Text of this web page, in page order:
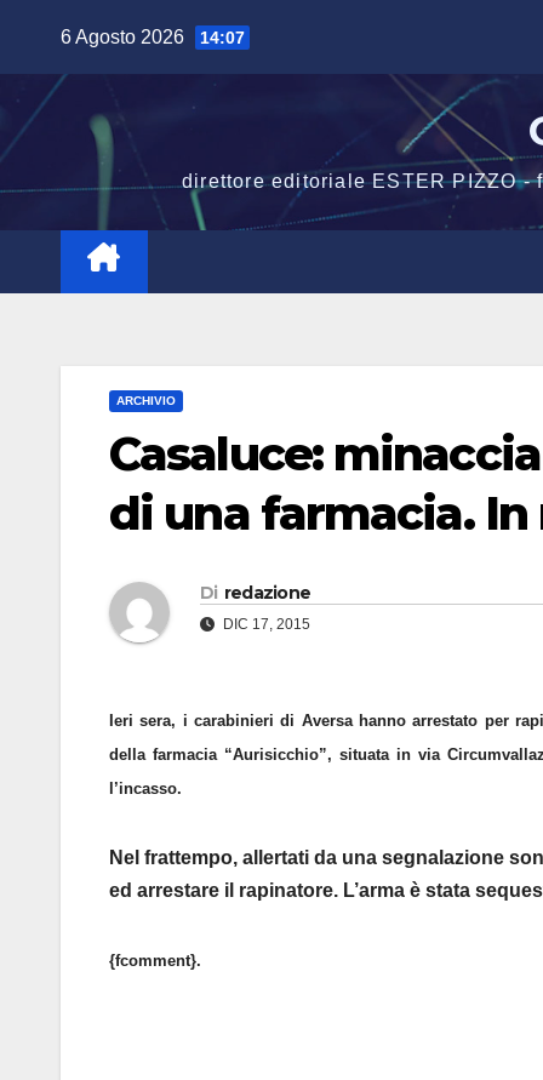
contenuto
6 Agosto 2026 14:07
direttore editoriale ESTER PIZZO -
ARCHIVIO
Casaluce:
di una farmacia.
Di redazione
DIC 17, 2015
Ieri sera, i carabinieri di Aversa hanno arrestato per
della farmacia “Aurisicchio”, situata in via
l’incasso.
Nel frattempo, allertati da una segnalazione
ed arrestare il rapinatore. L’arma è stata
{fcomment}.